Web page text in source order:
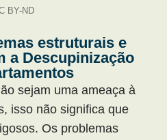
BY-ND
estruturais e
a Descupinização
sejam uma ameaça à
isso não significa que
Os problemas